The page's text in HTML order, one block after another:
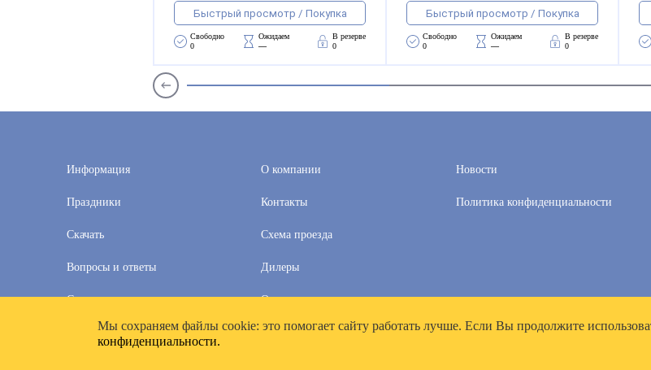
Быстрый просмотр / Покупка
Свободно
0
Ожидаем
—
В резерве
0
Быстрый просмотр / Покупка
Свободно
0
Ожидаем
—
В резерве
0
Информация
Праздники
Скачать
Вопросы и ответы
Скидки
О компании
Контакты
Схема проезда
Дилеры
Оплата и доставка
Новости
Политика конфиденциальности
2020–2026 © Компания «Полимат»: ООО «Все для календарей», ИНН 7718300356
Мы cохраняем файлы cookie: это помогает сайту работать лучше. Если Вы продолжите
конфиденциальности.